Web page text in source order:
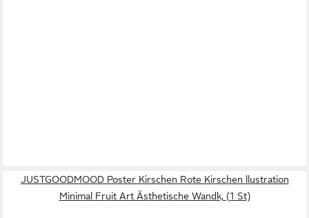
JUSTGOODMOOD Poster Kirschen Rote Kirschen llustration
Minimal Fruit Art Ästhetische Wandk, (1 St)